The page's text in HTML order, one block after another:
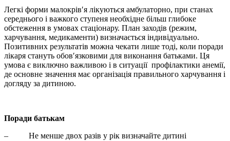
Легкі форми малокрів′я лікуються амбулаторно, при станах
середнього і важкого ступеня необхідне більш глибоке
обстеження в умовах стаціонару. План заходів (режим,
харчування, медикаменти) визначається індивідуально.
Позитивних результатів можна чекати лише тоді, коли поради
лікаря стануть обов′язковими для виконання батьками. Ця
умова є виключно важливою і в ситуації профілактики анемії,
де основне значення має організація правильного харчування і
догляду за дитиною.
Поради батькам
– Не менше двох разів у рік визначайте дитині